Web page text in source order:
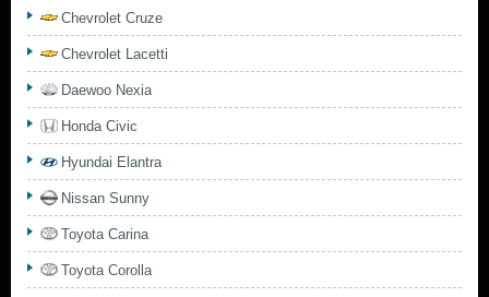
Chevrolet Cruze
Chevrolet Lacetti
Daewoo Nexia
Honda Civic
Hyundai Elantra
Nissan Sunny
Toyota Carina
Toyota Corolla